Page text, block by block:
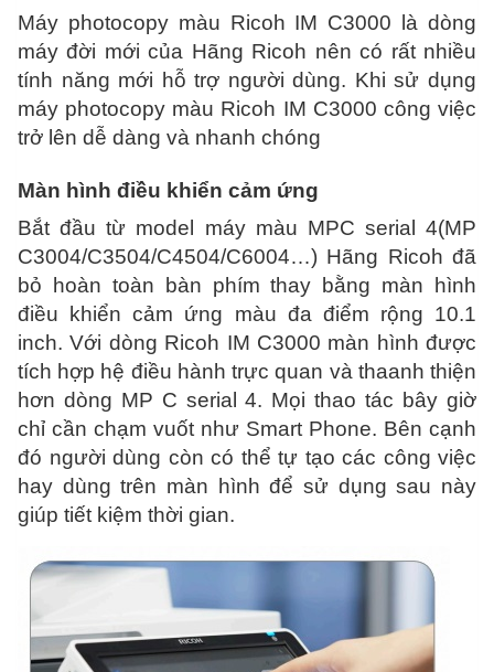
Máy photocopy màu Ricoh IM C3000 là dòng
máy đời mới của Hãng Ricoh nên có rất nhiều
tính năng mới hỗ trợ người dùng. Khi sử dụng
máy photocopy màu Ricoh IM C3000 công việc
trở lên dễ dàng và nhanh chóng
Màn hình điều khiển cảm ứng
Bắt đầu từ model máy màu MPC serial 4(MP
C3004/C3504/C4504/C6004…) Hãng Ricoh đã
bỏ hoàn toàn bàn phím thay bằng màn hình
điều khiển cảm ứng màu đa điểm rộng 10.1
inch. Với dòng Ricoh IM C3000 màn hình được
tích hợp hệ điều hành trực quan và thaanh thiện
hơn dòng MP C serial 4. Mọi thao tác bây giờ
chỉ cần chạm vuốt như Smart Phone. Bên cạnh
đó người dùng còn có thể tự tạo các công việc
hay dùng trên màn hình để sử dụng sau này
giúp tiết kiệm thời gian.